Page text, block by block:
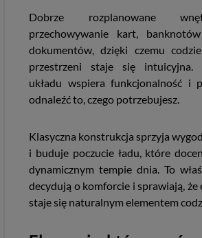
Dobrze rozplanowane
przechowywanie kart,
dokumentów, dzięki czemu
przestrzeni staje się intuicyjna.
układu wspiera funkcjonalność i
odnaleźć to, czego potrzebujesz.
Klasyczna konstrukcja sprzyja
i buduje poczucie ładu, które
dynamicznym tempie dnia. To
decydują o komforcie i sprawiają,
staje się naturalnym elementem